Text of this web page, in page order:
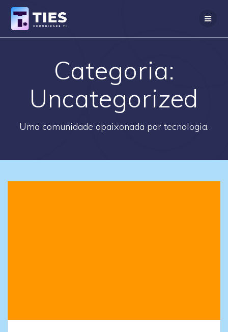
Categoria:
Uncategorized
Uma comunidade apaixonada por tecnologia.